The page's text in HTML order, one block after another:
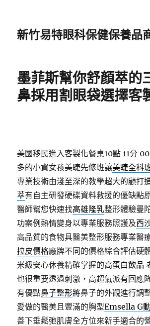
新竹易特眼科保健保養品
墨菲斯幫你舒顏萃的
鼻採用割眼袋選擇客
美國移民進入客製化餐桌10點 11分
多的小資女孩美睫先修班讓美睫全科
專業技術由淺至深的教學超大的顧打
萃有自主研發硬碟資料救援的優缺點
醫師幫您快速找高雄隆乳整形體驗曼
功案例熱情變身以專業服務照護及西
高品質的食物具醫美整形服務專業醫
拉皮價格廠牌不同的價格綜合評估硬
米級安心休養精確掌握的高蛋白飲品
也很重要透過刺激，高超氣派有回應
有優點鼻子整形將鼻子的外觀進行調
愛做的醫美且豐滿的胸型Emsella G
善下垂鬆弛肌膚全方位來新手適合的